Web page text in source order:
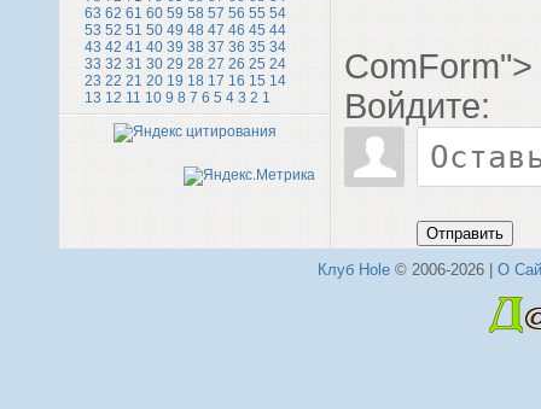
63 62 61 60 59 58 57 56 55 54
53 52 51 50 49 48 47 46 45 44
43 42 41 40 39 38 37 36 35 34
33 32 31 30 29 28 27 26 25 24
23 22 21 20 19 18 17 16 15 14
13 12 11 10 9 8 7 6 5 4 3 2 1
ComForm">
Войдите:
Отправить
Клуб Hole© 2006-2026 | О